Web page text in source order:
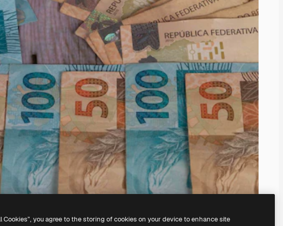
Cookies”, you agree to the storing of cookies on your device to enhance site